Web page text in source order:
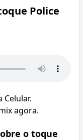
Police
Celular.
agora.
o toque